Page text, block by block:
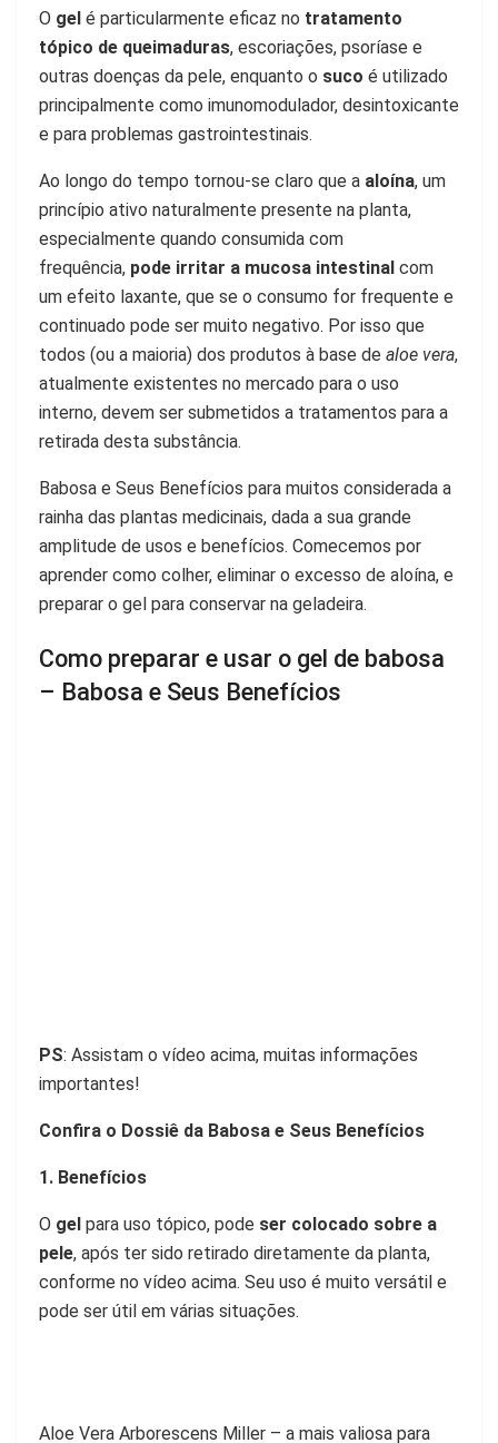
O gel é particularmente eficaz no tratamento
tópico de queimaduras, escoriações, psoríase e
outras doenças da pele, enquanto o suco é utilizado
principalmente como imunomodulador, desintoxicante
e para problemas gastrointestinais.
Ao longo do tempo tornou-se claro que a aloína, um
princípio ativo naturalmente presente na planta,
especialmente quando consumida com
frequência, pode irritar a mucosa intestinal com
um efeito laxante, que se o consumo for frequente e
continuado pode ser muito negativo. Por isso que
todos (ou a maioria) dos produtos à base de aloe vera,
atualmente existentes no mercado para o uso
interno, devem ser submetidos a tratamentos para a
retirada desta substância.
Babosa e Seus Benefícios para muitos considerada a
rainha das plantas medicinais, dada a sua grande
amplitude de usos e benefícios. Comecemos por
aprender como colher, eliminar o excesso de aloína, e
preparar o gel para conservar na geladeira.
Como preparar e usar o gel de babosa
– Babosa e Seus Benefícios
PS: Assistam o vídeo acima, muitas informações
importantes!
Confira o Dossiê da Babosa e Seus Benefícios
1. Benefícios
O gel para uso tópico, pode ser colocado sobre a
pele, após ter sido retirado diretamente da planta,
conforme no vídeo acima. Seu uso é muito versátil e
pode ser útil em várias situações.
Aloe Vera Arborescens Miller – a mais valiosa para